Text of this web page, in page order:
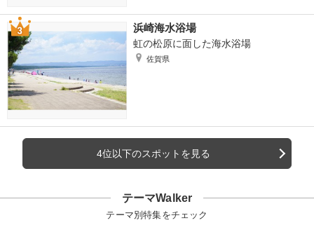
浜崎海水浴場
虹の松原に面した海水浴場
佐賀県
4位以下のスポットを見る
テーマWalker
テーマ別特集をチェック